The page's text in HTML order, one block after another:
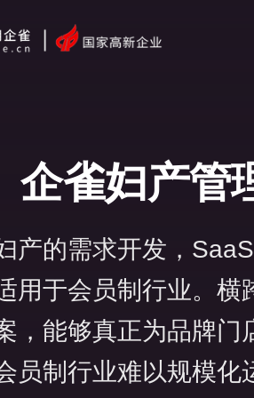
企雀妇产管
产的需求开发，
用于会员制行业。横
，能够真正为品牌门
员制行业难以规模化